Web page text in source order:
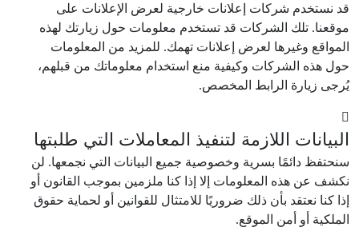
قد نستخدم شركات إعلانات خارجية لعرض الإعلانات على
موقعنا. تلك الشركات قد تستخدم معلومات حول زيارتك لهذه
المواقع وغيرها لعرض إعلانات تهمك. للمزيد من المعلومات
حول هذه الشركات وكيفية منع استخدام معلوماتك من قبلهم،
يُرجى زيارة الرابط المخصص.
البيانات اللازمة لتنفيذ المعاملات التي طلبتها
سنحتفظ دائمًا بسرية وخصوصية جميع البيانات التي نجمعها. لن
نكشف عن هذه المعلومات إلا إذا كنا ملزمين بموجب القانون أو
إذا كنا نعتقد بأن ذلك ضروريًا للامتثال للقوانين أو لحماية حقوق
الملكية أو أمن الموقع.